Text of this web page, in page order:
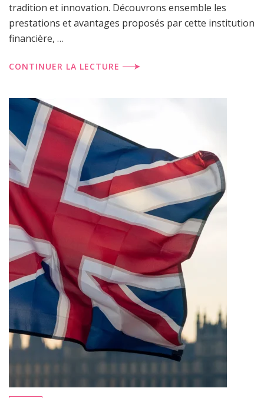
tradition et innovation. Découvrons ensemble les
prestations et avantages proposés par cette institution
financière, …
CONTINUER LA LECTURE